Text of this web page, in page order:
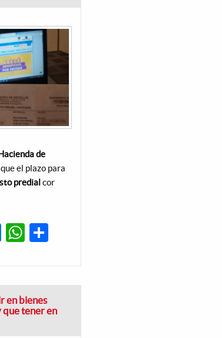
de
el plazo para
predial cor
LinkedIn
WhatsApp
en bienes
que tener en